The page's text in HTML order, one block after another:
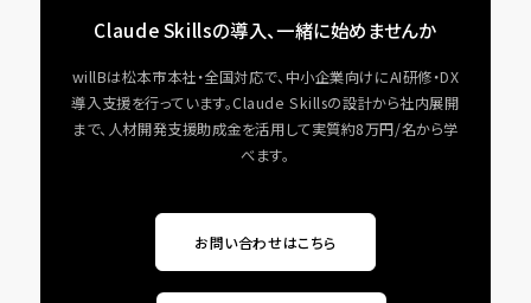
Claude Skillsの導入、一緒に始めませんか
willBは松本市本社・全国対応で、中小企業向けにAI研修・DX
導入支援を行っています。Claude Skillsの設計から社内展開
まで、人材開発支援助成金を活用して実質約8万円/名から学
べます。
お問い合わせはこちら